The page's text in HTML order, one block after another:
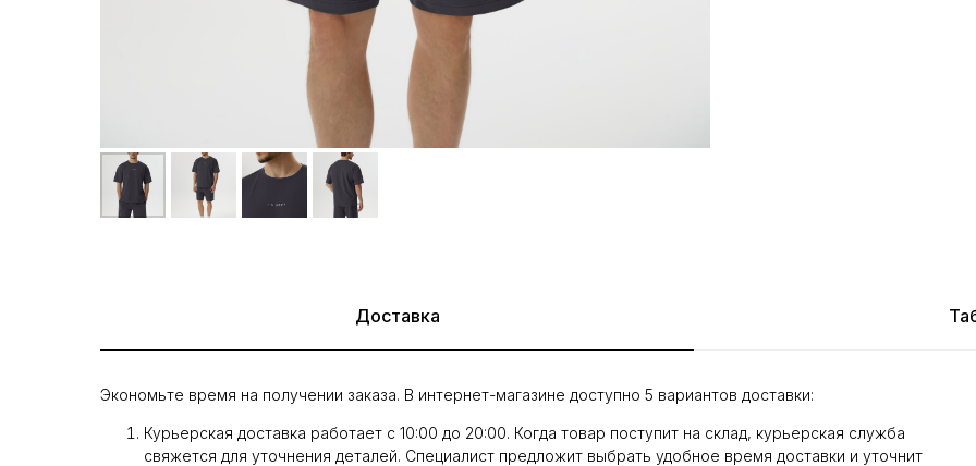
Доставка
Экономьте время на получении заказа. В интернет-магазине доступно 5 вариантов доставки:
Курьерская доставка работает с 10:00 до 20:00. Когда товар поступит на склад, курьерская служба
свяжется для уточнения деталей. Специалист предложит выбрать удобное время доставки и уточнит